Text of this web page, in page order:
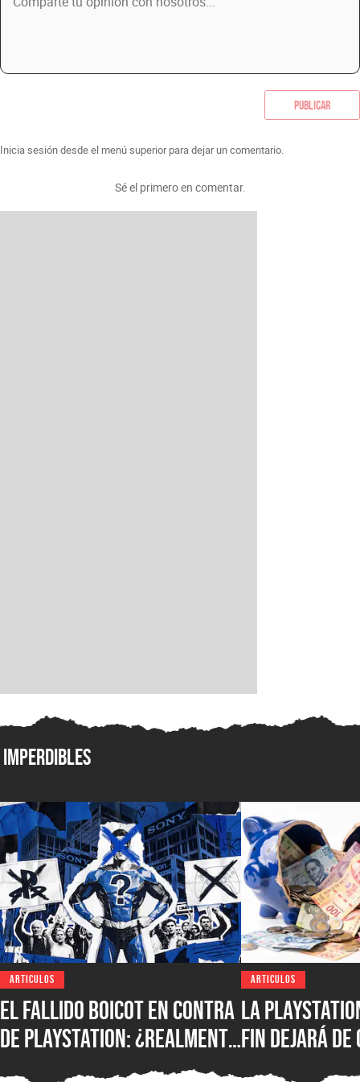
Publicar
Inicia sesión desde el menú superior para dejar un comentario.
Sé el primero en comentar.
Imperdibles
ARTICULOS
El fallido boicot en contra
de PlayStation: ¿realmente
quién podrá salvar el
ARTICULOS
La
fin dejará de
dólares,